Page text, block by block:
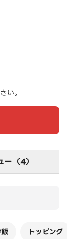
い。
ー（4）
トッピング